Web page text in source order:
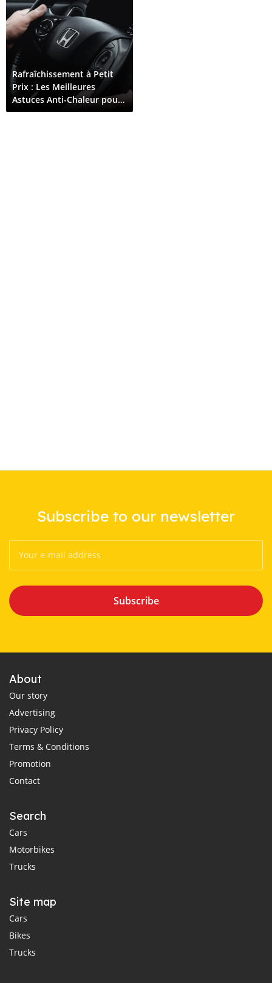
Rafraîchissement à Petit
Prix : Les Meilleures
Astuces Anti-Chaleur pour
Conduire à Cotonou
Subscribe to our newsletter
Subscribe
About
Our story
Advertising
Privacy Policy
Terms & Conditions
Promotion
Contact
Search
Cars
Motorbikes
Trucks
Site map
Cars
Bikes
Trucks